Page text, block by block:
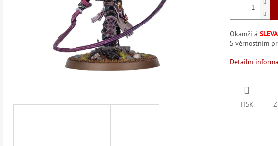
Okamžitá
S věrnostním
Detailní
TISK